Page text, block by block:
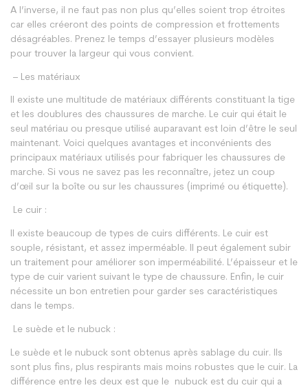
A l’inverse, il ne faut pas non plus qu’elles soient trop étroites
car elles créeront des points de compression et frottements
désagréables. Prenez le temps d’essayer plusieurs modèles
pour trouver la largeur qui vous convient.
– Les matériaux
Il existe une multitude de matériaux différents constituant la tige
et les doublures des chaussures de marche. Le cuir qui était le
seul matériau ou presque utilisé auparavant est loin d’être le seul
maintenant. Voici quelques avantages et inconvénients des
principaux matériaux utilisés pour fabriquer les chaussures de
marche. Si vous ne savez pas les reconnaître, jetez un coup
d’œil sur la boîte ou sur les chaussures (imprimé ou étiquette).
Le cuir :
Il existe beaucoup de types de cuirs différents. Le cuir est
souple, résistant, et assez imperméable. Il peut également subir
un traitement pour améliorer son imperméabilité. L’épaisseur et le
type de cuir varient suivant le type de chaussure. Enfin, le cuir
nécessite un bon entretien pour garder ses caractéristiques
dans le temps.
Le suède et le nubuck :
Le suède et le nubuck sont obtenus après sablage du cuir. Ils
sont plus fins, plus respirants mais moins robustes que le cuir. La
différence entre les deux est que le nubuck est du cuir qui a